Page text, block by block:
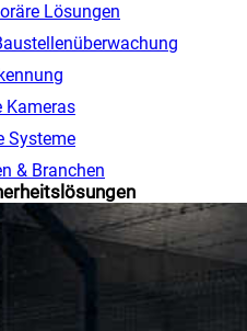
Lösungen
Kameras
Systeme
& Branchen